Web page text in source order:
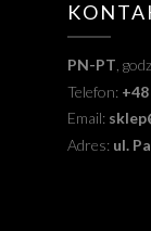
PN-PT ,
Telefon:
Email:
Adres: ul.